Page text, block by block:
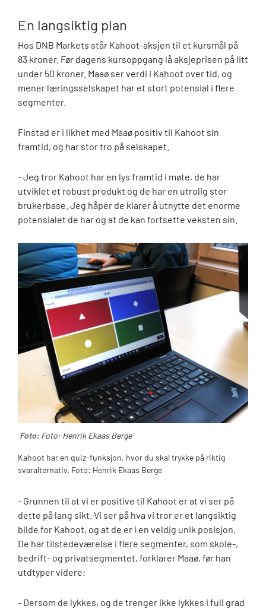
En langsiktig plan
Hos DNB Markets står Kahoot-aksjen til et kursmål på
83 kroner. Før dagens kursoppgang lå aksjeprisen på litt
under 50 kroner. Maaø ser verdi i Kahoot over tid, og
mener læringsselskapet har et stort potensial i flere
segmenter.
Finstad er i likhet med Maaø positiv til Kahoot sin
framtid, og har stor tro på selskapet.
- Jeg tror Kahoot har en lys framtid i møte, de har
utviklet et robust produkt og de har en utrolig stor
brukerbase. Jeg håper de klarer å utnytte det enorme
potensialet de har og at de kan fortsette veksten sin.
Foto: Foto: Henrik Ekaas Berge
Kahoot har en quiz-funksjon, hvor du skal trykke på riktig
svaralternativ. Foto: Henrik Ekaas Berge
- Grunnen til at vi er positive til Kahoot er at vi ser på
dette på lang sikt. Vi ser på hva vi tror er et langsiktig
bilde for Kahoot, og at de er i en veldig unik posisjon.
De har tilstedeværelse i flere segmenter, som skole-,
bedrift- og privatsegmentet, forklarer Maaø, før han
utdtyper videre:
- Dersom de lykkes, og de trenger ikke lykkes i full grad